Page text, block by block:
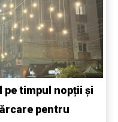
pe timpul nopții și
pentru